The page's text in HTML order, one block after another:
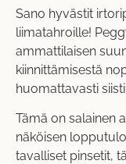
Sano hyvästit
liimatahroille!
ammattilaisen
kiinnittämisestä
huomattavasti
Tämä on salainen
näköisen
tavalliset pinsetit,